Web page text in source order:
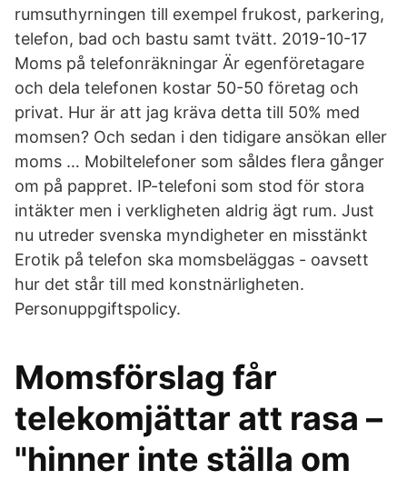
rumsuthyrningen till exempel frukost, parkering,
telefon, bad och bastu samt tvätt. 2019-10-17
Moms på telefonräkningar Är egenföretagare
och dela telefonen kostar 50-50 företag och
privat. Hur är att jag kräva detta till 50% med
momsen? Och sedan i den tidigare ansökan eller
moms … Mobiltelefoner som såldes flera gånger
om på pappret. IP-telefoni som stod för stora
intäkter men i verkligheten aldrig ägt rum. Just
nu utreder svenska myndigheter en misstänkt
Erotik på telefon ska momsbeläggas - oavsett
hur det står till med konstnärligheten.
Personuppgiftspolicy.
Momsförslag får
telekomjättar att rasa –
"hinner inte ställa om